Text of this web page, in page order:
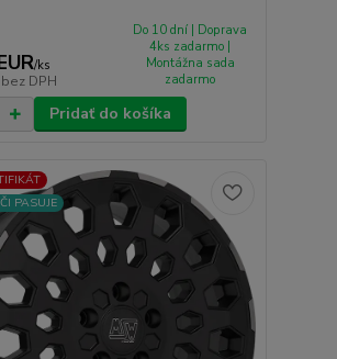
/ks
bez DPH
Do 10 dní | Doprava
4ks zadarmo |
Montážna sada
zadarmo
Pridať do košíka
PASUJE